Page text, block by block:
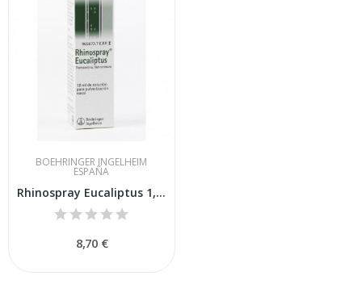
BOEHRINGER INGELHEIM
ESPAÑA
Rhinospray Eucaliptus 1,18 Mg-ml Nebulizador 10 Ml
8,70 €